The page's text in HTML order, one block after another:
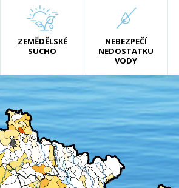
ZEMĚDĚLSKÉ
SUCHO
NEBEZPEČÍ
NEDOSTATKU
VODY